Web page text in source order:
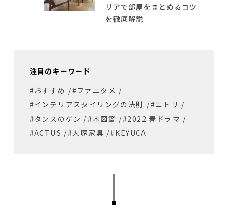
リアで部屋をまとめるコツ
を徹底解説
注目のキーワード
#おすすめ /#ファニタメ /
#インテリアスタイリングの法則 /#ニトリ /
#タンスのゲン /#木図鑑 /#2022 春ドラマ /
#ACTUS /#大塚家具 /#KEYUCA